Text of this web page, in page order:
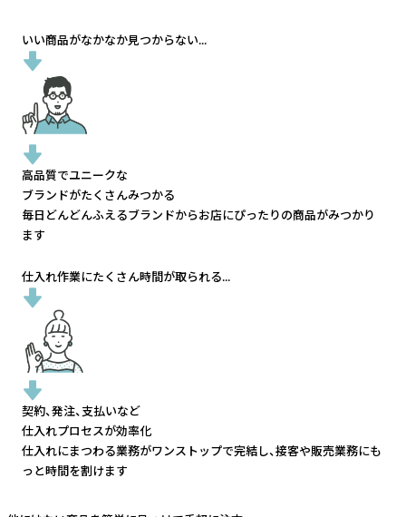
いい商品がなかなか見つからない...
高品質でユニークな
ブランドがたくさんみつかる
毎日どんどんふえるブランドからお店にぴったりの商品がみつかり
ます
仕入れ作業にたくさん時間が取られる...
契約、発注、支払いなど
仕入れプロセスが効率化
仕入れにまつわる業務がワンストップで完結し、接客や販売業務にも
っと時間を割けます